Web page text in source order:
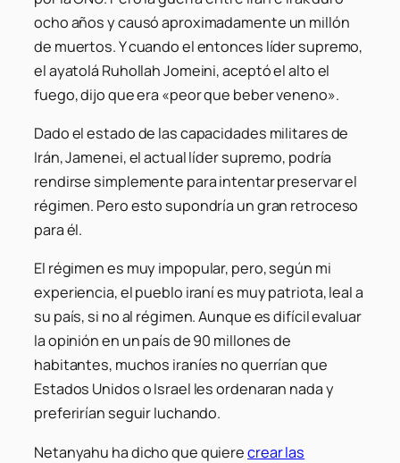
ocho años y causó aproximadamente un millón
de muertos. Y cuando el entonces líder supremo,
el ayatolá Ruhollah Jomeini, aceptó el alto el
fuego, dijo que era «peor que beber veneno».
Dado el estado de las capacidades militares de
Irán, Jamenei, el actual líder supremo, podría
rendirse simplemente para intentar preservar el
régimen. Pero esto supondría un gran retroceso
para él.
El régimen es muy impopular, pero, según mi
experiencia, el pueblo iraní es muy patriota, leal a
su país, si no al régimen. Aunque es difícil evaluar
la opinión en un país de 90 millones de
habitantes, muchos iraníes no querrían que
Estados Unidos o Israel les ordenaran nada y
preferirían seguir luchando.
Netanyahu ha dicho que quierecrear las